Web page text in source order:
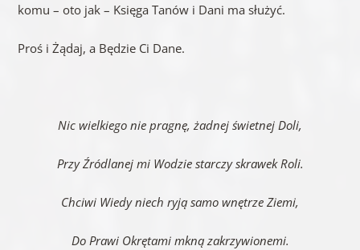
komu – oto jak – Księga Tanów i Dani ma służyć.
Proś i Żądaj, a Będzie Ci Dane.
Nic wielkiego nie pragnę, żadnej świetnej Doli,
Przy Źródlanej mi Wodzie starczy skrawek Roli.
Chciwi Wiedy niech ryją samo wnętrze Ziemi,
Do Prawi Okrętami mkną zakrzywionemi.